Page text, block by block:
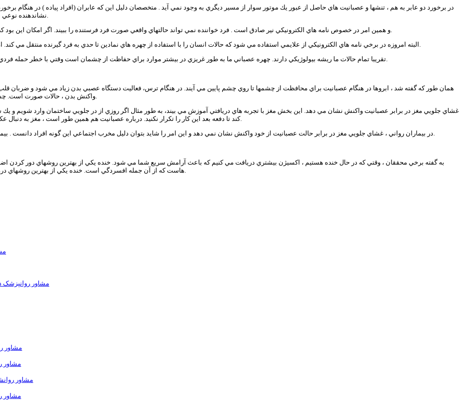
در برخورد دو عابر به هم ، تنشها و عصبانيت هاي حاصل از عبور يك موتور سوار از مسير ديگري به وجود نمي آيد . متخصصان دليل اين كه عابران (افراد پياده ) در هنگام
همان طور كه گفته شد ، ابروها در هنگام عصبانيت براي محافظت از چشمها تا روي چشم پايين مي آيند. در هنگام ترس، فعاليت دستگاه عصبي بدن زياد مي شود و ضربان
غشاي جلويي مغز در برابر عصبانيت واكنش نشان مي دهد. اين بخش مغز با تجربه هاي دريافتي آموزش مي بيند، به طور مثال اگر روزي از در جلويي ساختمان وارد شويم و
كند تا دفعه بعد اين كار را تكرار نكنيد. درباره عصبانيت هم همين طور است ، مغز به دنبال عكس العمل مربوط به آن مساله مي گردد و با توجه به آن واكنش نشان مي دهد.
مشاور روانپزشک
مشاور
مشاور
مشاور
مشاور